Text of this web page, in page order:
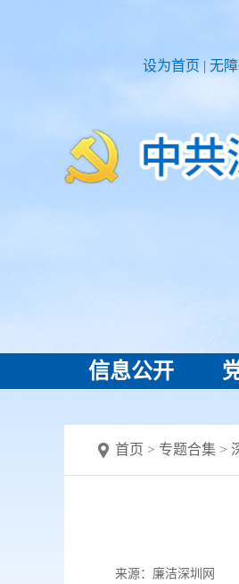
设为首页 | 无
信息公开
首页 > 专题合集 >
来源：廉洁深圳网